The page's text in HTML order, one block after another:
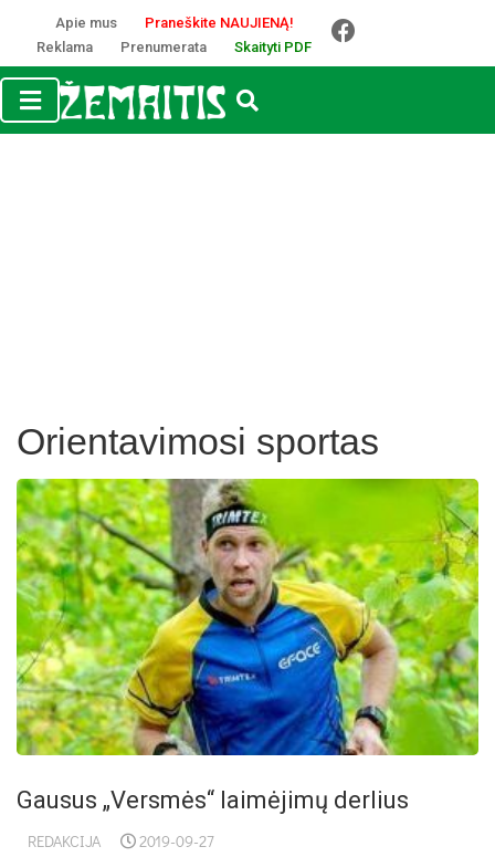
Apie mus
Praneškite NAUJIENĄ!
Reklama
Prenumerata Skaityti PDF
Orientavimosi sportas
Gausus „Versmės“ laimėjimų derlius
REDAKCIJA 2019-09-27